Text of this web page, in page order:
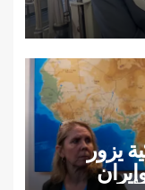
يزور